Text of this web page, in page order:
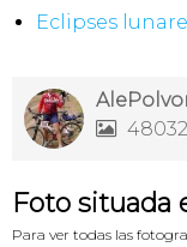
Eclipses

Foto situada
Para ver todas las